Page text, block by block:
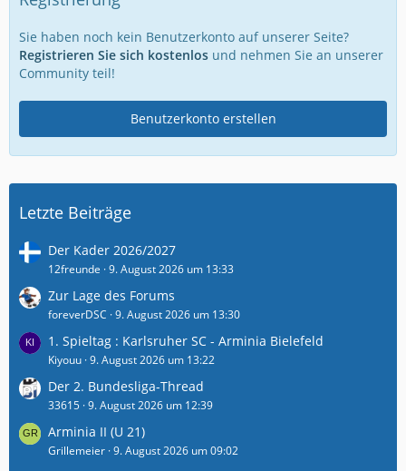
Sie haben noch kein Benutzerkonto auf unserer Seite?
Registrieren Sie sich kostenlos und nehmen Sie an unserer
Community teil!
Benutzerkonto erstellen
Letzte Beiträge
Der Kader 2026/2027
12freunde 9. August 2026 um 13:33
Zur Lage des Forums
foreverDSC 9. August 2026 um 13:30
1. Spieltag : Karlsruher SC - Arminia Bielefeld
Kiyouu 9. August 2026 um 13:22
Der 2. Bundesliga-Thread
33615 9. August 2026 um 12:39
Arminia II (U 21)
Grillemeier 9. August 2026 um 09:02